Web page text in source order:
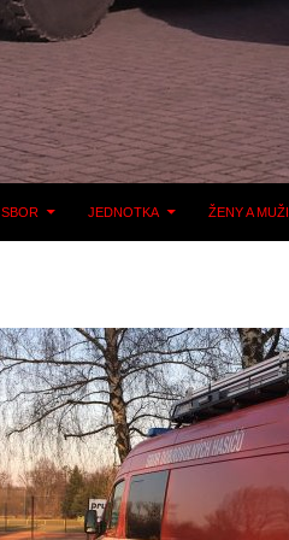
SBOR JEDNOTKA ŽENY A MUŽI